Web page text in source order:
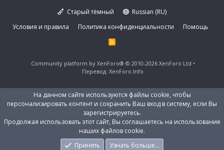
Старый тёмный
Russian (RU)
Условия и правила
Политика конфиденциальности Помощь
R
S
Community platform by XenForo® © 2010-2026 XenForo Ltd
Перевод: XenForo.Info
На данном сайте используются файлы cookie, чтобы
персонализировать контент и сохранить Ваш вход в систему, если Вы
зарегистрируетесь.
Продолжая использовать этот сайт, Вы соглашаетесь на использование
наших файлов cookie.
Принять
Узнать больше…